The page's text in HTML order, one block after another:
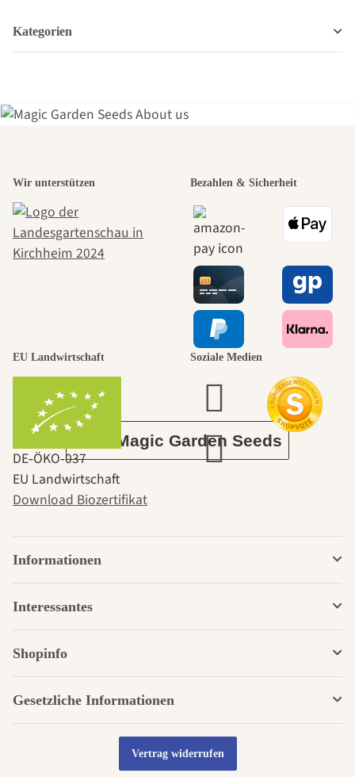
Kategorien
schönsten
Wege zu uns
selbst führt
durch den
Garten
Über Magic Garden Seeds
Wir unterstützen Bezahlen & Sicherheit
EU Landwirtschaft
DE‑ÖKO‑037
EU Landwirtschaft
Download Biozertifikat
Soziale Medien
Informationen
Interessantes
Shopinfo
Gesetzliche Informationen
Vertrag widerrufen